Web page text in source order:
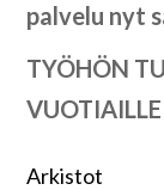
palvelu nyt
TYÖHÖN
VUOTIAILLE
Arkistot